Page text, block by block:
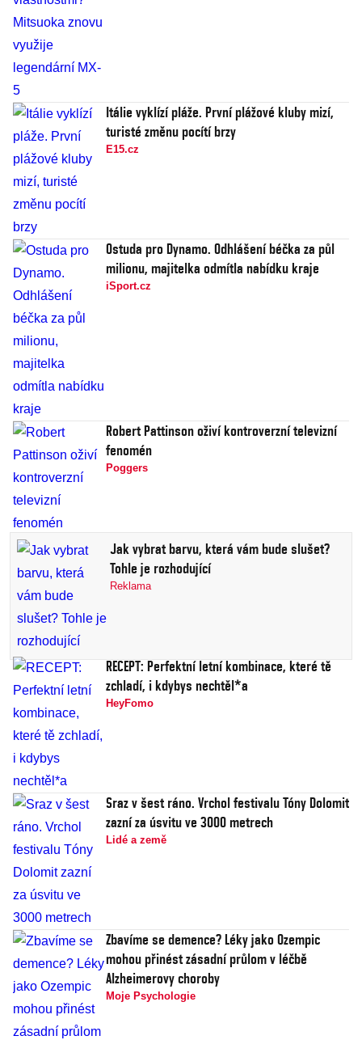
Itálie vyklízí pláže. První plážové kluby mizí,
turisté změnu pocítí brzy
E15.cz
Ostuda pro Dynamo. Odhlášení béčka za půl
milionu, majitelka odmítla nabídku kraje
iSport.cz
Robert Pattinson oživí kontroverzní televizní
fenomén
Poggers
Jak vybrat barvu, která vám bude slušet?
Tohle je rozhodující
Reklama
RECEPT: Perfektní letní kombinace, které tě
zchladí, i kdybys nechtěl*a
HeyFomo
Sraz v šest ráno. Vrchol festivalu Tóny Dolomit
zazní za úsvitu ve 3000 metrech
Lidé a země
Zbavíme se demence? Léky jako Ozempic
mohou přinést zásadní průlom v léčbě
Alzheimerovy choroby
Moje Psychologie